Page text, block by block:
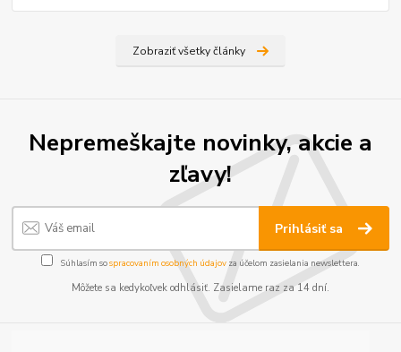
Zobraziť všetky články
Nepremeškajte novinky, akcie a
zľavy!
Prihlásiť sa
Súhlasím sospracovaním osobných údajov za účelom zasielania newslettera.
Môžete sa kedykoľvek odhlásiť. Zasielame raz za 14 dní.